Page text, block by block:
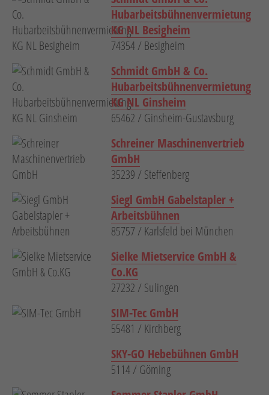
Hubarbeitsbühnenvermietung
KG NL Besigheim
74354 / Besigheim
Schmidt GmbH & Co.
Hubarbeitsbühnenvermietung
KG NL Ginsheim
65462 / Ginsheim-Gustavsburg
Schreiner Maschinenvertrieb
GmbH
35239 / Steffenberg
Siegl GmbH Gabelstapler +
Arbeitsbühnen
85757 / Karlsfeld bei München
Sielke Mietservice GmbH &
Co.KG
27232 / Sulingen
SIM-Tec GmbH
55481 / Kirchberg
SKY-GO Hebebühnen GmbH
5114 / Göming